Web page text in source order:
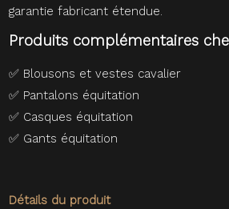
garantie fabricant étendue.
Produits complémentaires
✅ Blousons et vestes cavalier
✅ Pantalons équitation
✅ Casques équitation
✅ Gants équitation
Détails du produit